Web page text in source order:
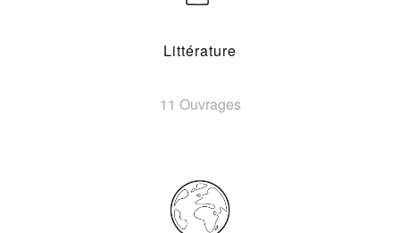
Littérature
11 Ouvrages